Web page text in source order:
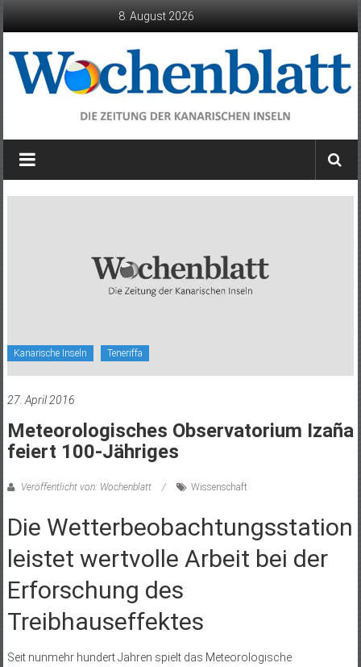
8. August 2026
Wochenblatt
die
Kanarische Inseln Teneriffa
27. April 2016
Meteorologisches Observatorium Izaña
feiert 100-Jähriges
Veröffentlicht von: Wochenblatt Wissenschaft
Die Wetterbeobachtungsstation
leistet wertvolle Arbeit bei der
Erforschung des
Treibhauseffektes
Seit nunmehr hundert Jahren spielt das Meteorologische